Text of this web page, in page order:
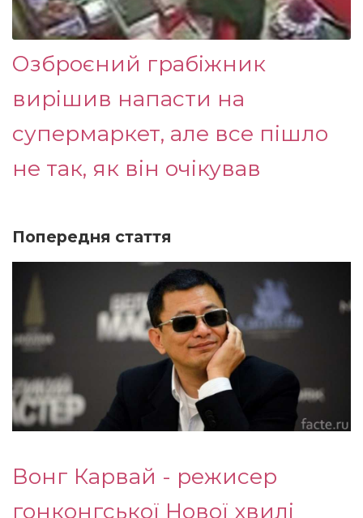
Озброєний грабіжник
вирішив напасти на
супермаркет, але все пішло
не так, як він очікував
Попередня стаття
Вонг Карвай - режисер
гонконгської Нової хвилі